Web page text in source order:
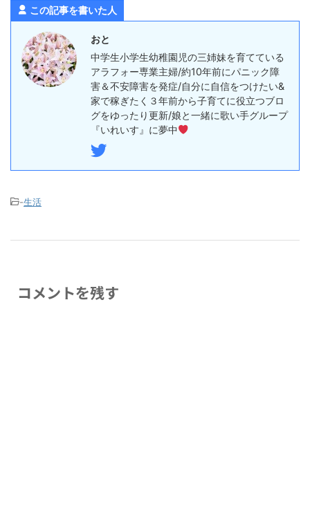
この記事を書いた人
おと
中学生小学生幼稚園児の三姉妹を育てている
アラフォー専業主婦/約10年前にパニック障
害＆不安障害を発症/自分に自信をつけたい&
家で稼ぎたく３年前から子育てに役立つブロ
グをゆったり更新/娘と一緒に歌い手グループ
『いれいす』に夢中
-生活
コメントを残す